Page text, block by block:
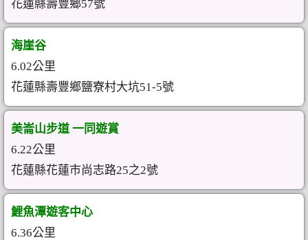
花蓮縣壽豐鄉57號
海崖谷
6.02公里
花蓮縣壽豐鄉鹽寮村大坑51-5號
美崙山步道 一同遊賞
6.22公里
花蓮縣花蓮市尚志路25之2號
鯉魚潭遊客中心
6.36公里